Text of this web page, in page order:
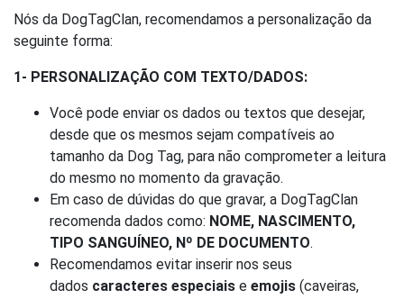
Nós da DogTagClan, recomendamos a personalização da
seguinte forma:
1- PERSONALIZAÇÃO COM TEXTO/DADOS:
Você pode enviar os dados ou textos que desejar,
desde que os mesmos sejam compatíveis ao
tamanho da Dog Tag, para não comprometer a leitura
do mesmo no momento da gravação.
Em caso de dúvidas do que gravar, a DogTagClan
recomenda dados como: NOME, NASCIMENTO,
TIPO SANGUÍNEO, Nº DE DOCUMENTO.
Recomendamos evitar inserir nos seus
dados caracteres especiais e emojis (caveiras,